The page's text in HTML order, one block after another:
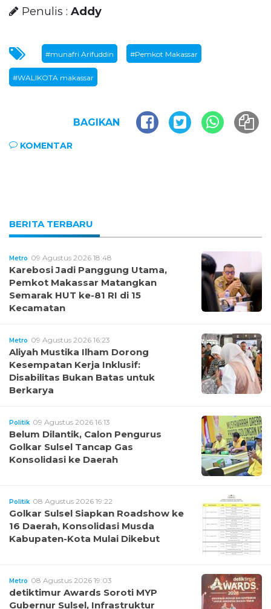
Penulis : Addy
#munafri Arifuddin #Pemkot Makassar
#WALIKOTA makassar
BAGIKAN
KOMENTAR
BERITA TERBARU
Metro 09 Agustus 2026 18:48
Karebosi Jadi Panggung Utama,
Pemkot Makassar Matangkan
Semarak HUT ke-81 RI di 15
Kecamatan
Metro 09 Agustus 2026 16:23
Aliyah Mustika Ilham Dorong
Kesempatan Kerja Inklusif:
Disabilitas Bukan Batas untuk
Berkarya
Politik 09 Agustus 2026 16:13
Belum Dilantik, Calon Pengurus
Golkar Sulsel Tancap Gas
Konsolidasi ke Daerah
Politik 08 Agustus 2026 19:22
Golkar Sulsel Siapkan Roadshow ke
16 Daerah, Konsolidasi Musda
Kabupaten-Kota Mulai Dikebut
Metro 08 Agustus 2026 19:03
detiktimur Awards Soroti MYP
Gubernur Sulsel, Infrastruktur